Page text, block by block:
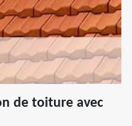
de toiture avec